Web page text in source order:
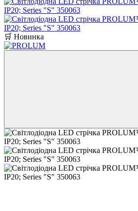
🛒 Новинка